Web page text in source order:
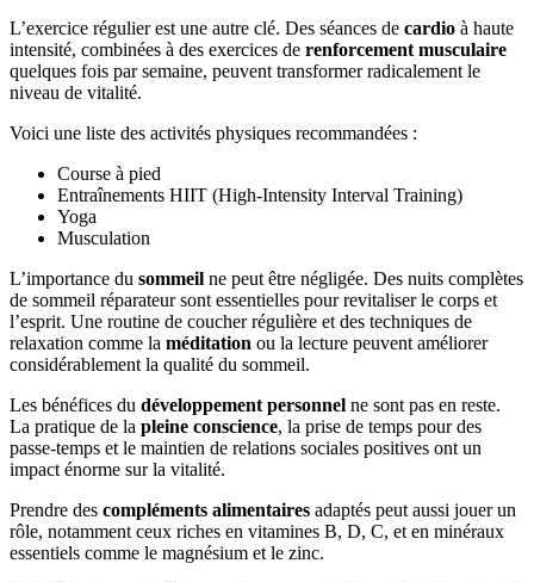
L’exercice régulier est une autre clé. Des séances de cardio à haute
intensité, combinées à des exercices de renforcement musculaire
quelques fois par semaine, peuvent transformer radicalement le
niveau de vitalité.
Voici une liste des activités physiques recommandées :
Course à pied
Entraînements HIIT (High-Intensity Interval Training)
Yoga
Musculation
L’importance du sommeil ne peut être négligée. Des nuits complètes
de sommeil réparateur sont essentielles pour revitaliser le corps et
l’esprit. Une routine de coucher régulière et des techniques de
relaxation comme la méditation ou la lecture peuvent améliorer
considérablement la qualité du sommeil.
Les bénéfices du développement personnel ne sont pas en reste.
La pratique de la pleine conscience, la prise de temps pour des
passe-temps et le maintien de relations sociales positives ont un
impact énorme sur la vitalité.
Prendre des compléments alimentaires adaptés peut aussi jouer un
rôle, notamment ceux riches en vitamines B, D, C, et en minéraux
essentiels comme le magnésium et le zinc.